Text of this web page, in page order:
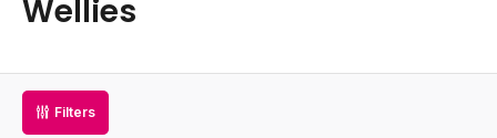
Wellies
Filters